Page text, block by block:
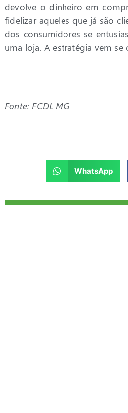
devolve o dinheiro em
fidelizar aqueles que já são
dos consumidores se
uma loja. A estratégia vem se
Fonte: FCDL MG
WhatsApp